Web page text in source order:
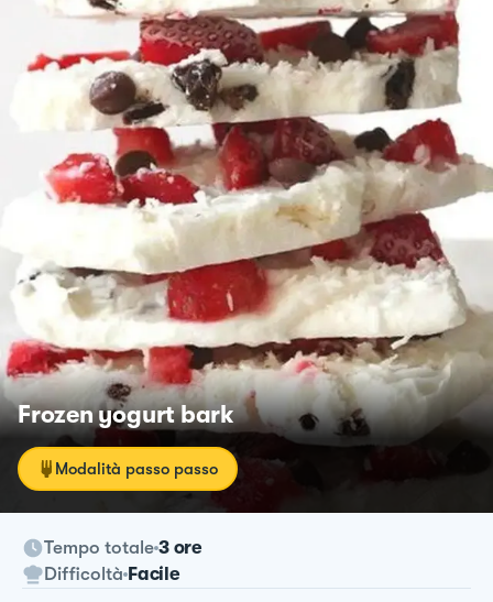
Frozen yogurt bark
Modalità passo passo
Tempo totale 3 ore
Difficoltà Facile